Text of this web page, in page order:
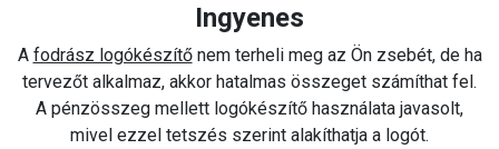
Ingyenes
A fodrász logókészítőnem terheli meg az Ön zsebét, de ha
tervezőt alkalmaz, akkor hatalmas összeget számíthat fel.
A pénzösszeg mellett logókészítő használata javasolt,
mivel ezzel tetszés szerint alakíthatja a logót.